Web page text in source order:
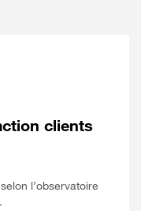
clients
l’observatoire